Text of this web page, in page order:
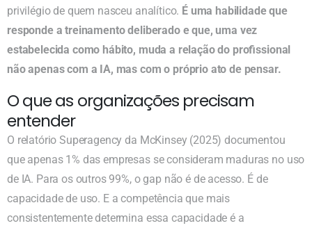
privilégio de quem nasceu analítico. É uma habilidade que
responde a treinamento deliberado e que, uma vez
estabelecida como hábito, muda a relação do profissional
não apenas com a IA, mas com o próprio ato de pensar.
O que as organizações precisam
entender
O relatório Superagency da McKinsey (2025) documentou
que apenas 1% das empresas se consideram maduras no uso
de IA. Para os outros 99%, o gap não é de acesso. É de
capacidade de uso. E a competência que mais
consistentemente determina essa capacidade é a